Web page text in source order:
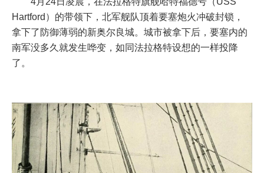
Hartford）的带领下，北军舰队顶着要塞炮火冲破封锁，
拿下了防御薄弱的新奥尔良城。城市被拿下后，要塞内的
南军没多久就发生哗变，如同法拉格特设想的一样投降
了。